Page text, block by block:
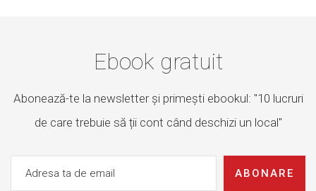
Ebook gratuit
Abonează-te la newsletter și primești ebookul: "10 lucruri
de care trebuie să ții cont când deschizi un local"
ABONARE